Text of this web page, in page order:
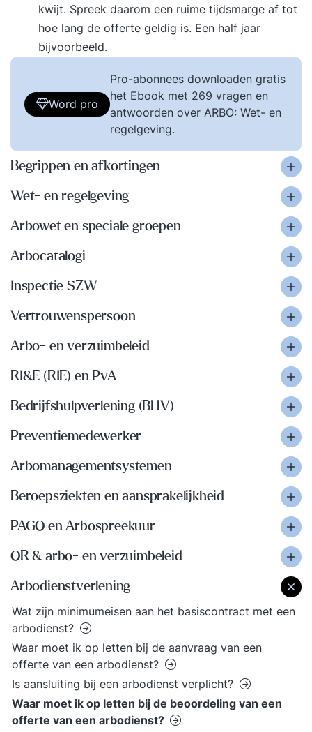
kwijt. Spreek daarom een ruime tijdsmarge af tot
hoe lang de offerte geldig is. Een half jaar
bijvoorbeeld.
Word pro
Pro-abonnees downloaden gratis
het Ebook met 269 vragen en
antwoorden over ARBO: Wet- en
regelgeving.
Begrippen en afkortingen
Wet- en regelgeving
Arbowet en speciale groepen
Arbocatalogi
Inspectie SZW
Vertrouwenspersoon
Arbo- en verzuimbeleid
RI&E (RIE) en PvA
Bedrijfshulpverlening (BHV)
Preventiemedewerker
Arbomanagementsystemen
Beroepsziekten en aansprakelijkheid
PAGO en Arbospreekuur
OR & arbo- en verzuimbeleid
Arbodienstverlening
Wat zijn minimumeisen aan het basiscontract met een
arbodienst?
Waar moet ik op letten bij de aanvraag van een
offerte van een arbodienst?
Is aansluiting bij een arbodienst verplicht?
Waar moet ik op letten bij de beoordeling van een
offerte van een arbodienst?